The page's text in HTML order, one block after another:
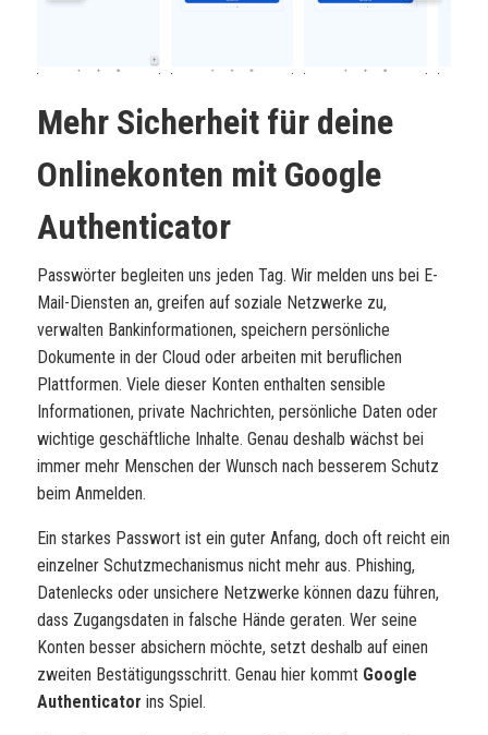
Mehr Sicherheit für deine
Onlinekonten mit Google
Authenticator
Passwörter begleiten uns jeden Tag. Wir melden uns bei E-
Mail-Diensten an, greifen auf soziale Netzwerke zu,
verwalten Bankinformationen, speichern persönliche
Dokumente in der Cloud oder arbeiten mit beruflichen
Plattformen. Viele dieser Konten enthalten sensible
Informationen, private Nachrichten, persönliche Daten oder
wichtige geschäftliche Inhalte. Genau deshalb wächst bei
immer mehr Menschen der Wunsch nach besserem Schutz
beim Anmelden.
Ein starkes Passwort ist ein guter Anfang, doch oft reicht ein
einzelner Schutzmechanismus nicht mehr aus. Phishing,
Datenlecks oder unsichere Netzwerke können dazu führen,
dass Zugangsdaten in falsche Hände geraten. Wer seine
Konten besser absichern möchte, setzt deshalb auf einen
zweiten Bestätigungsschritt. Genau hier kommt Google
Authenticator ins Spiel.